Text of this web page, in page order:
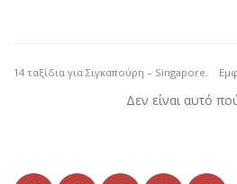
14 ταξίδια για Σιγκαπούρη – Singapore.
Δεν είναι αυτό